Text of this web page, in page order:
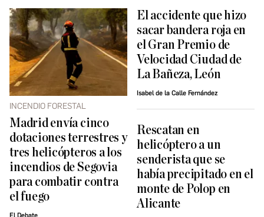
INCENDIO FORESTAL
Madrid envía cinco
dotaciones terrestres y
tres helicópteros a los
incendios de Segovia
para combatir contra
el fuego
El Debate
El accidente que hizo
sacar bandera roja en
el Gran Premio de
Velocidad Ciudad de
La Bañeza, León
Isabel de la Calle Fernández
Rescatan en
helicóptero a un
senderista que se
había precipitado en el
monte de Polop en
Alicante